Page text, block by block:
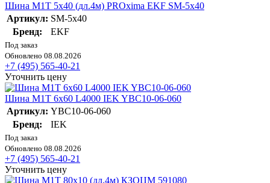
Шина М1Т 5х40 (дл.4м) PROxima EKF SM-5x40
Артикул: SM-5x40
Бренд:
EKF
Под заказ
Обновлено 08.08.2026
+7 (495) 565-40-21
Уточнить цену
Шина М1Т 6х60 L4000 IEK YBC10-06-060
Артикул: YBC10-06-060
Бренд:
IEK
Под заказ
Обновлено 08.08.2026
+7 (495) 565-40-21
Уточнить цену